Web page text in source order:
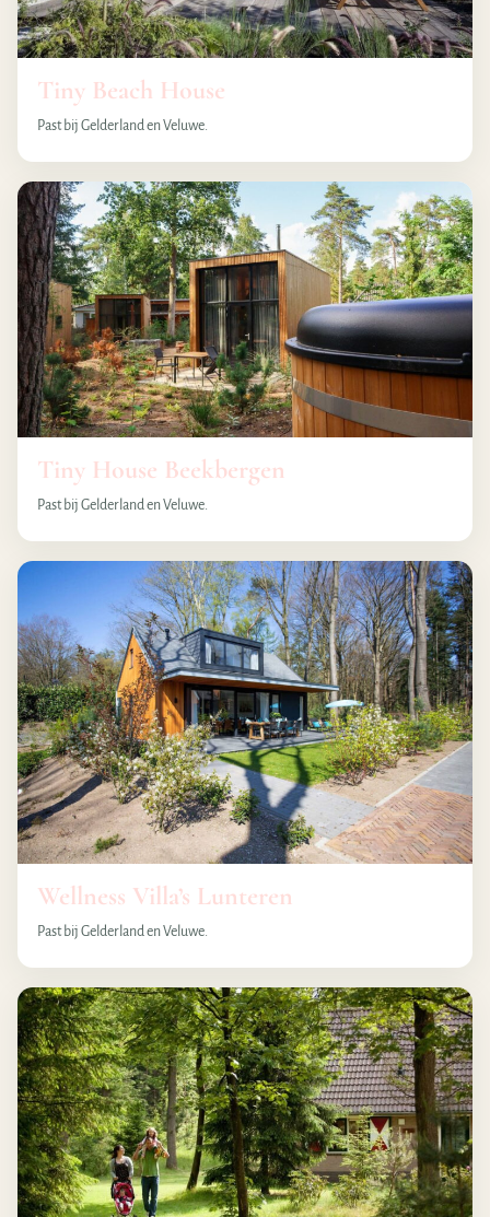
Tiny Beach House
Past bij Gelderland en Veluwe.
Tiny House Beekbergen
Past bij Gelderland en Veluwe.
Wellness Villa’s Lunteren
Past bij Gelderland en Veluwe.